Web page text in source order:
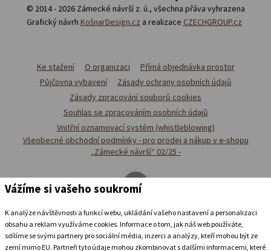
© 2014 - 2026 Zámecké návrší z. ú., všechna přáva vyhrazena
Grafický návrh KošnarDesign.cz a realizace CZECHGROUP.cz
Ke stažení O organizaci
Přímá objednávka prostor
Půjčovna vybavení
Zásady ochrany osobních údajů
Zásady zpracování souborů cookies
Souhlas se zpracováním osobních údajů
Vnitřní oznamovací systém (whistleblowing)
Všeobecné obchodní podmínky - pro prodej a nákup v e-shopu
„Zámecké návrší“ 02/25 -
Vážíme si vašeho soukromí
K analýze návštěvnosti a funkcí webu, ukládání vašeho nastavení a personalizaci
obsahu a reklam využíváme cookies. Informace o tom, jak náš web používáte,
sdílíme se svými partnery pro sociální média, inzerci a analýzy, kteří mohou být ze
zemí mimo EU. Partneři tyto údaje mohou zkombinovat s dalšími informacemi, které